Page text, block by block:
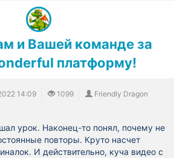
и Вашей команде за
платформу!
14:09 1099
Friendly Dragon
урок. Наконец-то понял, почему не
повторы. Круто насчет
И действительно, куча видео с